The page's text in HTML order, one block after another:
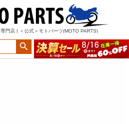
専門店 | ＜公式＞モトパーツ(MOTO PARTS)